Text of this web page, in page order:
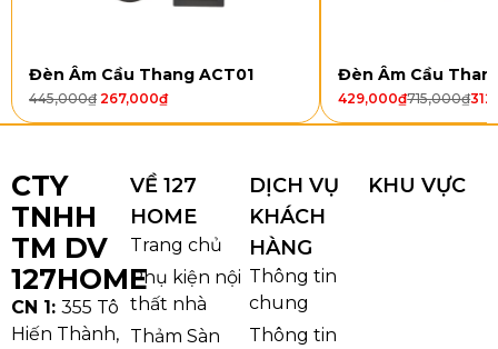
màu và sang trọng.
Ngàm/khung treo kim loại: chắc chắn, dễ lắp
Đèn Âm Cầu Thang ACT01
445,000₫ 267,000₫
Đèn Âm Cầu
715,000₫
429,000₫
CTY
TNHH
TM DV
127HOME
CN 1: 355 Tô
Hiến Thành,
VỀ 127
HOME
Trang chủ
Phụ kiện nội
thất nhà
Thảm Sàn
DỊCH VỤ
KHÁCH
HÀNG
Thông tin
chung
Thông tin
KHU VỰC